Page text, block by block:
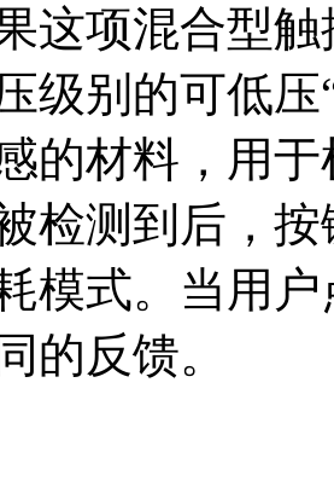
这项混合型
级别的可低
的材料，用
检测到后，
模式。当用
的反馈。